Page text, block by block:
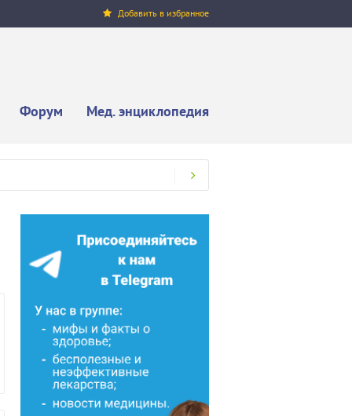
Добавить в избранное
Форум Мед. энциклопедия